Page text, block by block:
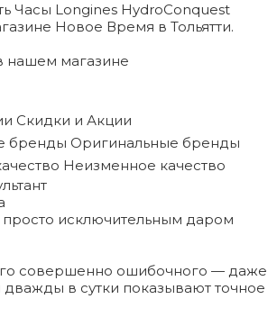
Часы Longines HydroConquest
Новое Время в Тольятти.
нашем магазине
Скидки и Акции
Оригинальные бренды
Неизменное качество
исключительным даром
совершенно ошибочного — даже
в сутки показывают точное